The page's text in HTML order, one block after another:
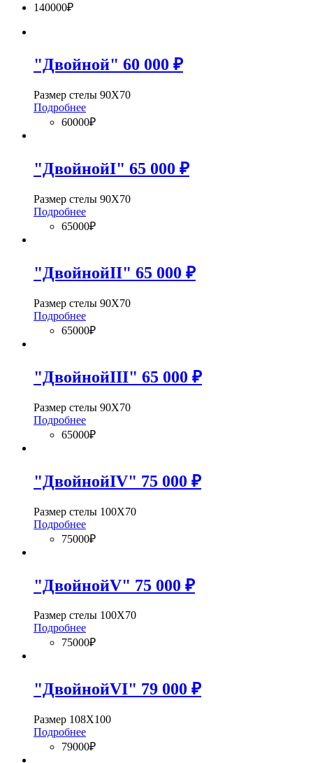
140000₽
"Двойной" 60 000 ₽
Размер стелы 90Х70
Подробнее
60000₽
"ДвойнойI" 65 000 ₽
Размер стелы 90Х70
Подробнее
65000₽
"ДвойнойII" 65 000 ₽
Размер стелы 90Х70
Подробнее
65000₽
"ДвойнойIII" 65 000 ₽
Размер стелы 90Х70
Подробнее
65000₽
"ДвойнойIV" 75 000 ₽
Размер стелы 100Х70
Подробнее
75000₽
"ДвойнойV" 75 000 ₽
Размер стелы 100Х70
Подробнее
75000₽
"ДвойнойVI" 79 000 ₽
Размер 108Х100
Подробнее
79000₽